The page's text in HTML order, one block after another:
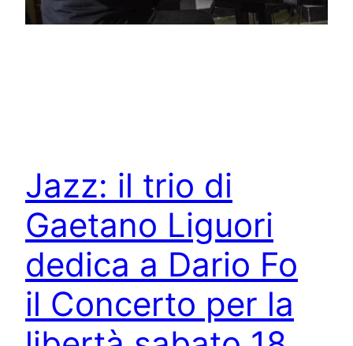
Jazz: il trio di
Gaetano Liguori
dedica a Dario Fo
il Concerto per la